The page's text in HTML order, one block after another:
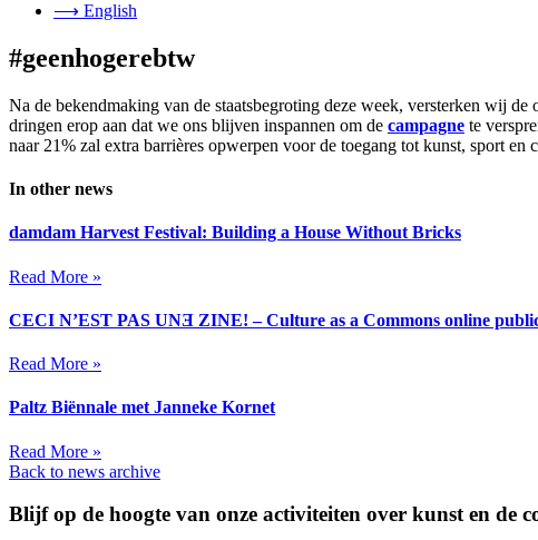
⟶ English
#geenhogerebtw
Na de bekendmaking van de staatsbegroting deze week, versterken wij
dringen erop aan dat we ons blijven inspannen om de campagne te
naar 21% zal extra barrières opwerpen voor de toegang tot kunst, sport en
In other news
damdam Harvest Festival: Building a House Without Bricks
Read More »
CECI N’EST PAS UNƎ ZINE! – Culture as a Commons online
Read More »
Paltz Biënnale met Janneke Kornet
Read More »
Back to news archive
Blijf op de hoogte van onze activiteiten over kunst en de